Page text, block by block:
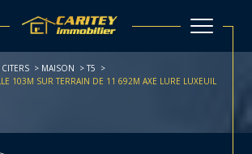
CITERS MAISON
T5
103M SUR TERRAIN DE 11 692M AXE LURE LUXEUIL